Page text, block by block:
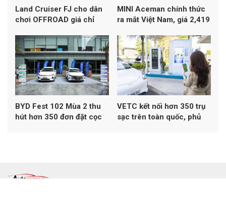
Land Cruiser FJ cho dân
chơi OFFROAD giá chỉ
MINI Aceman chính thức
ra mắt Việt Nam, giá 2,419
BYD Fest 102 Mùa 2 thu
hút hơn 350 đơn đặt cọc
VETC kết nối hơn 350 trụ
sạc trên toàn quốc, phủ